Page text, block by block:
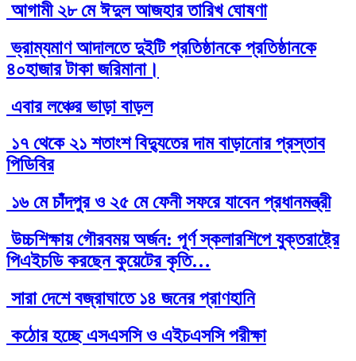
আগামী ২৮ মে ঈদুল আজহার তারিখ ঘোষণা
ভ্রাম্যমাণ আদালতে দুইটি প্রতিষ্ঠানকে প্রতিষ্ঠানকে
৪০হাজার টাকা জরিমানা।
এবার লঞ্চের ভাড়া বাড়ল
১৭ থেকে ২১ শতাংশ বিদ্যুতের দাম বাড়ানোর প্রস্তাব
পিডিবির
১৬ মে চাঁদপুর ও ২৫ মে ফেনী সফরে যাবেন প্রধানমন্ত্রী
উচ্চশিক্ষায় গৌরবময় অর্জন: পূর্ণ স্কলারশিপে যুক্তরাষ্ট্রে
পিএইচডি করছেন কুয়েটের কৃতি…
সারা দেশে বজ্রাঘাতে ১৪ জনের প্রাণহানি
কঠোর হচ্ছে এসএসসি ও এইচএসসি পরীক্ষা